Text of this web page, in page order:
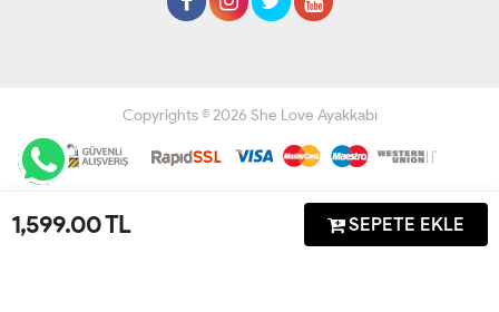
1,599.00TL SEPETE EKLE
Copyrights © 2026 She Love Ayakkabı
Geliştir - powered by innovation
Sipariş Takibi İletişim